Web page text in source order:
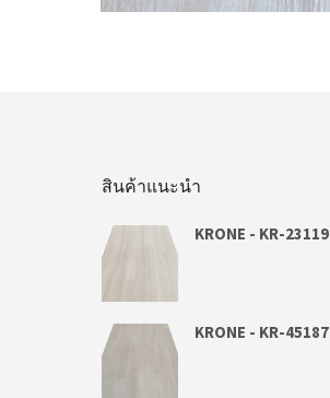
สินค้าแนะนำ
KRONE - KR-23119
KRONE - KR-45187